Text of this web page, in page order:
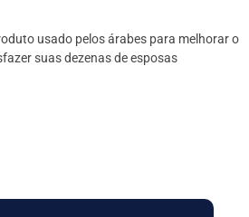
usado pelos árabes para melhorar o
suas dezenas de esposas